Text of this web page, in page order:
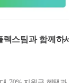
렉스팀과 함께하